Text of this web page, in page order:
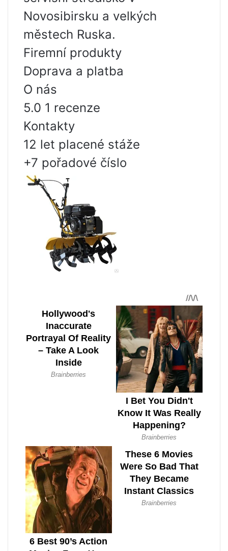
Novosibirsku a velkých
městech Ruska.
Firemní produkty
Doprava a platba
O nás
5.0 1 recenze
Kontakty
12 let placené stáže
+7 pořadové číslo